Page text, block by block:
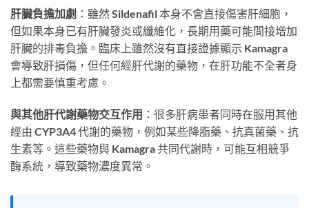
肝臟負擔加劇 ：雖然 Sildenafil 本身不會直接傷害肝細胞，
但如果本身已有肝臟發炎或纖維化，長期用藥可能間接增加
肝臟的排毒負擔。臨床上雖然沒有直接證據顯示 Kamagra
會導致肝損傷，但任何經肝代謝的藥物，在肝功能不全者身
上都需要慎重考慮。
與其他肝代謝藥物交互作用 ：很多肝病患者同時在服用其他
經由 CYP3A4 代謝的藥物，例如某些降脂藥、抗真菌藥、抗
生素等。這些藥物與 Kamagra 共同代謝時，可能互相競爭
酶系統，導致藥物濃度異常。